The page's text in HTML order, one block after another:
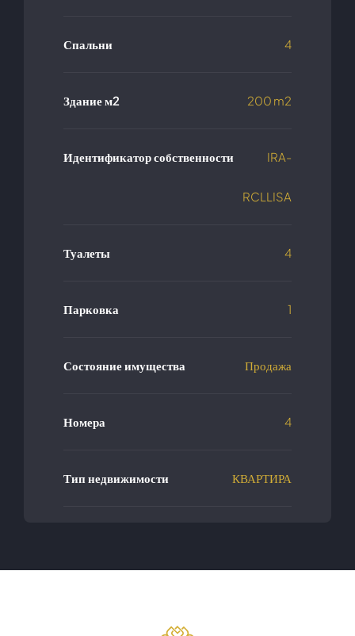
Спальни 4
Здание м2 200 m2
Идентификатор собственности IRA-
RCLLISA
Туалеты 4
Парковка 1
Состояние имущества Продажа
Номера 4
Тип недвижимости КВАРТИРА